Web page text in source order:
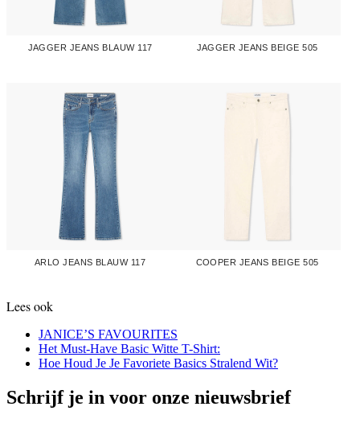
JAGGER JEANS BLAUW 117 JAGGER JEANS BEIGE 505
ARLO JEANS BLAUW 117 COOPER JEANS BEIGE 505
Lees ook
JANICE’S FAVOURITES
Het Must-Have Basic Witte T-Shirt:
Hoe Houd Je Je Favoriete Basics Stralend Wit?
Schrijf je in voor onze nieuwsbrief